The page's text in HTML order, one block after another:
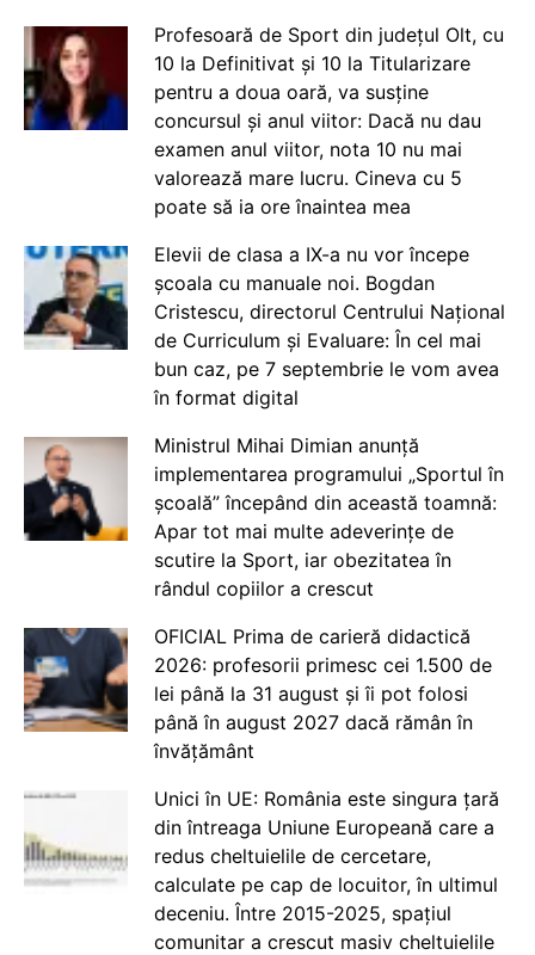
Profesoară de Sport din județul Olt, cu
10 la Definitivat și 10 la Titularizare
pentru a doua oară, va susține
concursul și anul viitor: Dacă nu dau
examen anul viitor, nota 10 nu mai
valorează mare lucru. Cineva cu 5
poate să ia ore înaintea mea
Elevii de clasa a IX-a nu vor începe
școala cu manuale noi. Bogdan
Cristescu, directorul Centrului Național
de Curriculum și Evaluare: În cel mai
bun caz, pe 7 septembrie le vom avea
în format digital
Ministrul Mihai Dimian anunță
implementarea programului „Sportul în
școală” începând din această toamnă:
Apar tot mai multe adeverințe de
scutire la Sport, iar obezitatea în
rândul copiilor a crescut
OFICIAL Prima de carieră didactică
2026: profesorii primesc cei 1.500 de
lei până la 31 august și îi pot folosi
până în august 2027 dacă rămân în
învățământ
Unici în UE: România este singura țară
din întreaga Uniune Europeană care a
redus cheltuielile de cercetare,
calculate pe cap de locuitor, în ultimul
deceniu. Între 2015-2025, spațiul
comunitar a crescut masiv cheltuielile